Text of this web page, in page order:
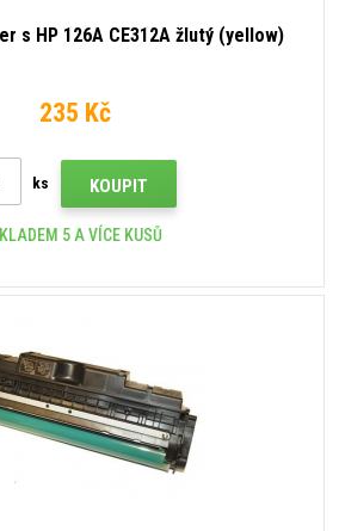
s HP 126A CE312A žlutý (yellow)
235 Kč
ks KOUPIT
5 A VÍCE KUSŮ